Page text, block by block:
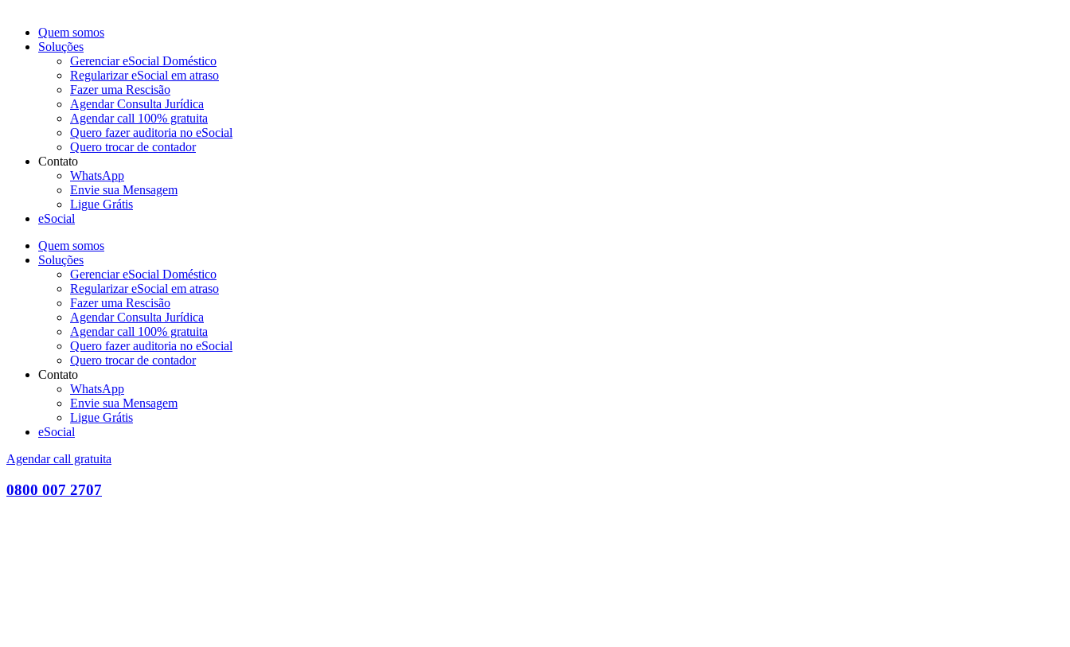
Quem somos
Soluções
Gerenciar eSocial Doméstico
Regularizar eSocial em atraso
Fazer uma Rescisão
Agendar Consulta Jurídica
Agendar call 100% gratuita
Quero fazer auditoria no eSocial
Quero trocar de contador
Contato
WhatsApp
Envie sua Mensagem
Ligue Grátis
eSocial
Quem somos
Soluções
Gerenciar eSocial Doméstico
Regularizar eSocial em atraso
Fazer uma Rescisão
Agendar Consulta Jurídica
Agendar call 100% gratuita
Quero fazer auditoria no eSocial
Quero trocar de contador
Contato
WhatsApp
Envie sua Mensagem
Ligue Grátis
eSocial
Agendar call gratuita
0800 007 2707